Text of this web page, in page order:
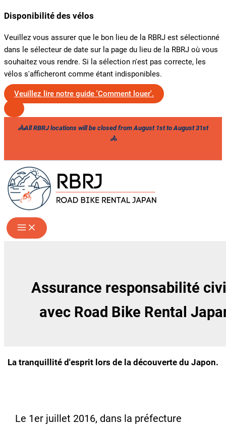
Disponibilité des vélos
Veuillez vous assurer que le bon lieu de la RBRJ est sélectionné
dans le sélecteur de date sur la page du lieu de la RBRJ où vous
souhaitez vous rendre. Si la sélection n'est pas correcte, les
vélos s'afficheront comme étant indisponibles.
Veuillez lire notre guide 'Comment louer'.
🚴All RBRJ locations will be closed from August 1st to August 31st
🚴
Assurance responsabilité
avec Road Bike Rental
La tranquillité d'esprit lors de la découverte du Japon.
Le 1er juillet 2016, dans la préfecture